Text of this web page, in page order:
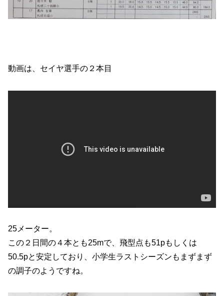
動画は、セイヤ選手の２本目
25メーター。
この２日間の４本とも25mで、飛型点も51pもしくは
50.5pと安定しており、小学生ラストシーズンもまずまず
の調子のようですね。